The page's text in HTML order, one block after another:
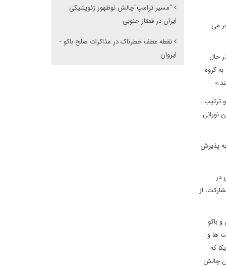
می
حال
گروه
ترتیب
نورانی
پذیرش
در
از
باکو
ها و
که
چالش
"مسیر ترامپ"چالش نوظهور ژئوپلتیکی
ایران در قفقاز جنوبی
نقطه عطف خطرناک در مذاکرات صلح باکو -
ایروان